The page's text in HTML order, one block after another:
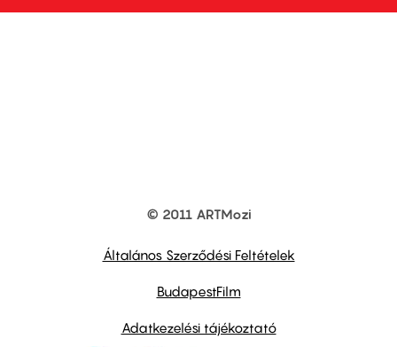
© 2011 ARTMozi
Általános Szerződési Feltételek
BudapestFilm
Adatkezelési tájékoztató